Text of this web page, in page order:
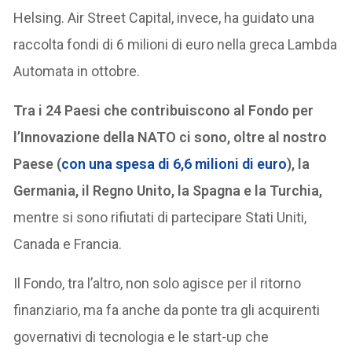
Helsing. Air Street Capital, invece, ha guidato una
raccolta fondi di 6 milioni di euro nella greca Lambda
Automata in ottobre.
Tra i 24 Paesi che contribuiscono al Fondo per
l’Innovazione della NATO ci sono, oltre al nostro
Paese (con una spesa di 6,6 milioni di euro), la
Germania, il Regno Unito, la Spagna e la Turchia,
mentre si sono rifiutati di partecipare Stati Uniti,
Canada e Francia.
Il Fondo, tra l’altro, non solo agisce per il ritorno
finanziario, ma fa anche da ponte tra gli acquirenti
governativi di tecnologia e le start-up che